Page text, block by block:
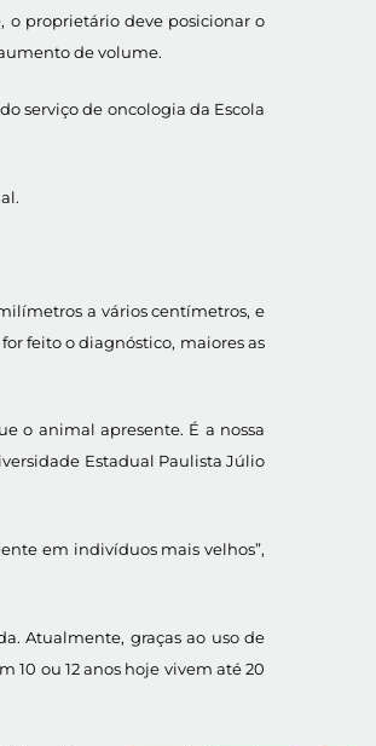
o proprietário deve posicionar o
de volume.
serviço de oncologia da Escola
a vários centímetros, e
feito o diagnóstico, maiores as
o animal apresente. É a nossa
Estadual Paulista Júlio
em indivíduos mais velhos”,
Atualmente, graças ao uso de
10 ou 12 anos hoje vivem até 20